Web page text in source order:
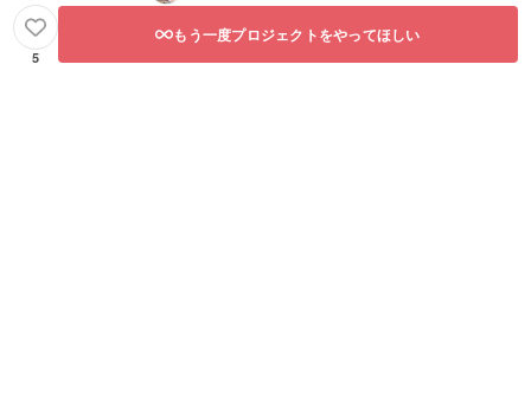
5
もう一度プロジェクトをやってほしい